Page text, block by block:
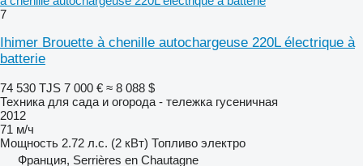
7
Ihimer Brouette à chenille autochargeuse 220L électrique à
batterie
74 530 TJS 7 000 € ≈ 8 088 $
Техника для сада и огорода - тележка гусеничная
2012
71 м/ч
Мощность 2.72 л.с. (2 кВт) Топливо электро
Франция, Serrières en Chautagne